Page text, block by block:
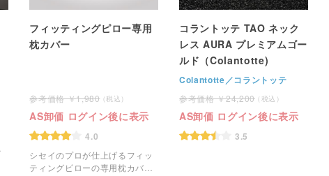
フィッティングピロー専用
枕カバー
1,980
AS卸価 ログイン後に表示
4.0
シセイのプロが仕上げるフィッ
ティングピローの専用枕カバー
コラントッテ TAO ネック
レス AURA プレミアムゴー
ルド（Colantotte)
Colantotte／コラントッテ
24,200
AS卸価 ログイン後に表示
3.5